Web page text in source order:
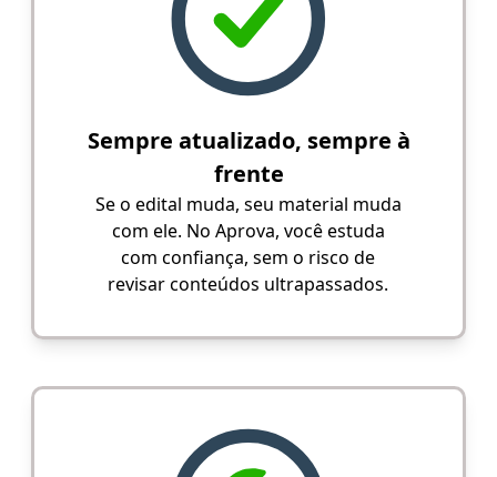
Sempre atualizado, sempre à
frente
Se o edital muda, seu material muda
com ele. No Aprova, você estuda
com confiança, sem o risco de
revisar conteúdos ultrapassados.